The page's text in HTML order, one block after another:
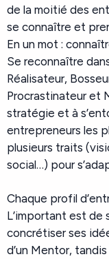
de la moitié des
se connaître et
En un mot :
Se reconnaître
Réalisateur,
Procrastinateur et
stratégie et à
entrepreneurs les
plusieurs traits
social…) pour
Chaque profil
L’important est de
concrétiser ses
d’un Mentor,